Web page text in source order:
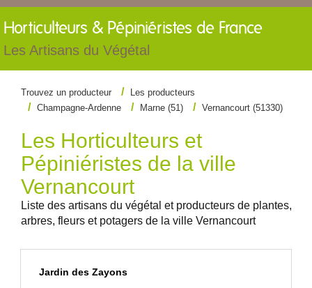
Horticulteurs & Pépiniéristes de France
Les Artisans du Végétal
Trouvez un producteur
Les producteurs
Champagne-Ardenne
Marne (51) Vernancourt (51330)
Les Horticulteurs et
Pépiniéristes de la ville
Vernancourt
Liste des artisans du végétal et producteurs de plantes,
arbres, fleurs et potagers de la ville Vernancourt
Jardin des Zayons